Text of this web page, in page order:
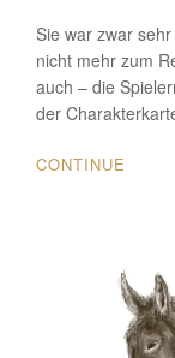
Sie war zwar
nicht mehr zum
auch – die
der
CONTINUE